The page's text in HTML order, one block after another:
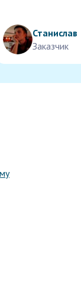
Станислав
Заказчик